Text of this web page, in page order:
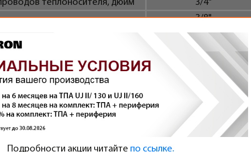
теплоносителя, дюйм 3/4"
3/8"
2 входа / 2 выхода
тефлоновый шланг, дюйм*
3/8"-2.5Mx4
размеры (ДxШxВ), мм
930х375х725
Вес, кг
насоса: питание 50Гц, очищенная вода при 20°С
для любого максимального расхода или максимального давления).
Подробности акции читайте по ссылке.